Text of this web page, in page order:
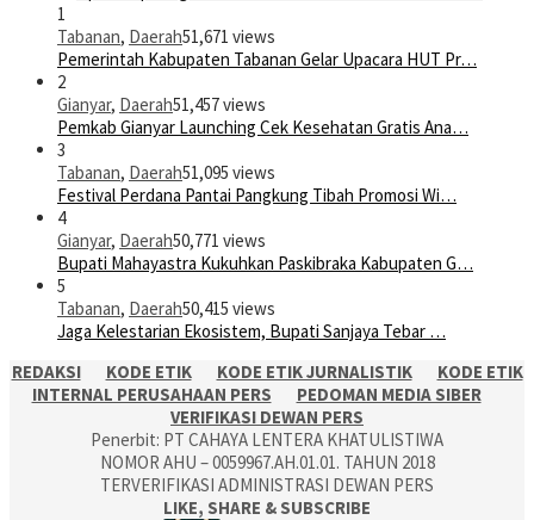
1
Tabanan, Daerah51,671 views
Pemerintah Kabupaten Tabanan Gelar Upacara HUT Pr…
2
Gianyar, Daerah51,457 views
Pemkab Gianyar Launching Cek Kesehatan Gratis Ana…
3
Tabanan, Daerah51,095 views
Festival Perdana Pantai Pangkung Tibah Promosi Wi…
4
Gianyar, Daerah50,771 views
Bupati Mahayastra Kukuhkan Paskibraka Kabupaten G…
5
Tabanan, Daerah50,415 views
Jaga Kelestarian Ekosistem, Bupati Sanjaya Tebar …
REDAKSI
KODE ETIK KODE ETIK JURNALISTIK
KODE ETIK
INTERNAL PERUSAHAAN PERS
PEDOMAN MEDIA SIBER
VERIFIKASI DEWAN PERS
Penerbit: PT CAHAYA LENTERA KHATULISTIWA
NOMOR AHU – 0059967.AH.01.01. TAHUN 2018
TERVERIFIKASI ADMINISTRASI DEWAN PERS
LIKE, SHARE & SUBSCRIBE